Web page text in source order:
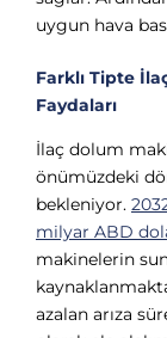
uygun hava
Farklı Tipte
Faydaları
İlaç dolum
önümüzdeki
bekleniyor.
milyar ABD
makinelerin
azalan arıza